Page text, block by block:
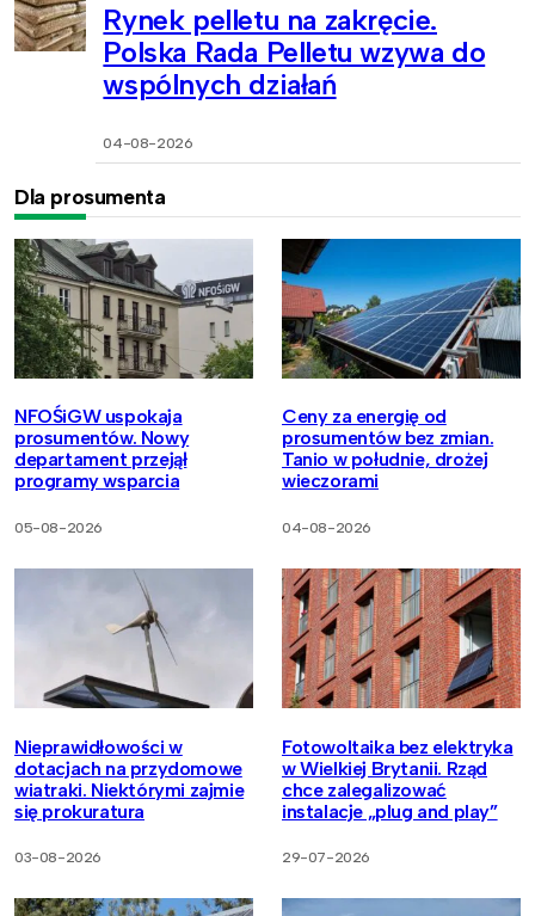
Rynek pelletu na zakręcie.
Polska Rada Pelletu wzywa do
wspólnych działań
04-08-2026
Dla prosumenta
NFOŚiGW uspokaja
prosumentów. Nowy
departament przejął
programy wsparcia
05-08-2026
Ceny za energię od
prosumentów bez zmian.
Tanio w południe, drożej
wieczorami
04-08-2026
Nieprawidłowości w
dotacjach na przydomowe
wiatraki. Niektórymi zajmie
się prokuratura
03-08-2026
Fotowoltaika bez elektryka
w Wielkiej Brytanii. Rząd
chce zalegalizować
instalacje „plug and play”
29-07-2026